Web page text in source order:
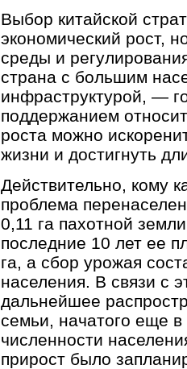
Выбор китайской
экономический рост,
среды и
страна с большим
инфраструктурой, —
поддержанием
роста можно
жизни и достигнуть
Действительно, кому
проблема
0,11 га пахотной
последние 10 лет ее
га, а сбор урожая
населения. В связи с
дальнейшее
семьи, начатого еще
численности
прирост было